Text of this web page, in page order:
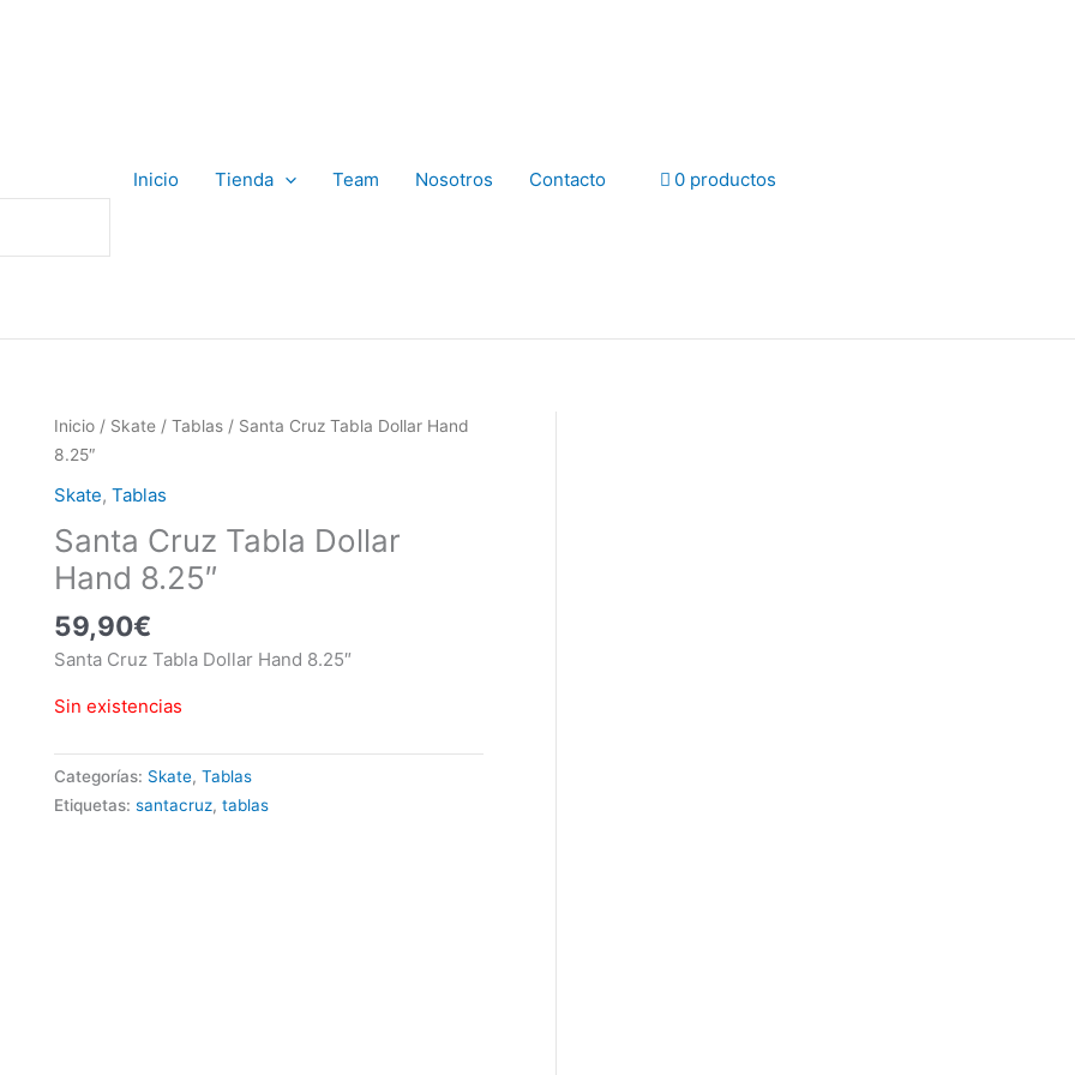
Inicio Tienda Team Nosotros Contacto 0 productos
Inicio/ Skate/ Tablas/ Santa Cruz Tabla Dollar Hand
8.25″
Skate, Tablas
Santa Cruz Tabla Dollar
Hand 8.25″
59,90€
Santa Cruz Tabla Dollar Hand 8.25″
Sin existencias
Categorías: Skate, Tablas
Etiquetas: santacruz, tablas